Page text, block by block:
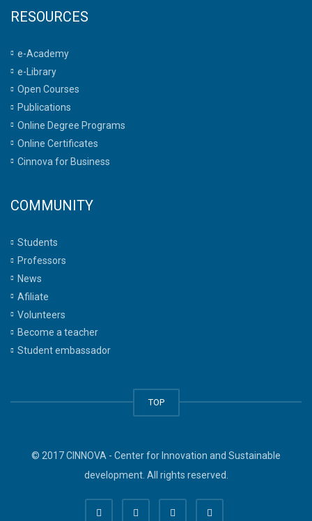
RESOURCES
e-Academy
e-Library
Open Courses
Publications
Online Degree Programs
Online Certificates
Cinnova for Business
COMMUNITY
Students
Professors
News
Afiliate
Volunteers
Become a teacher
Student embassador
TOP
© 2017 CINNOVA - Center for Innovation and Sustainable
development. All rights reserved.